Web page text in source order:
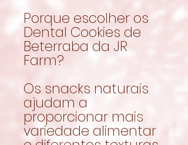
Porque escolher os
Dental Cookies de
Beterraba da JR
Farm?
Os snacks naturais
ajudam a
proporcionar mais
variedade alimentar